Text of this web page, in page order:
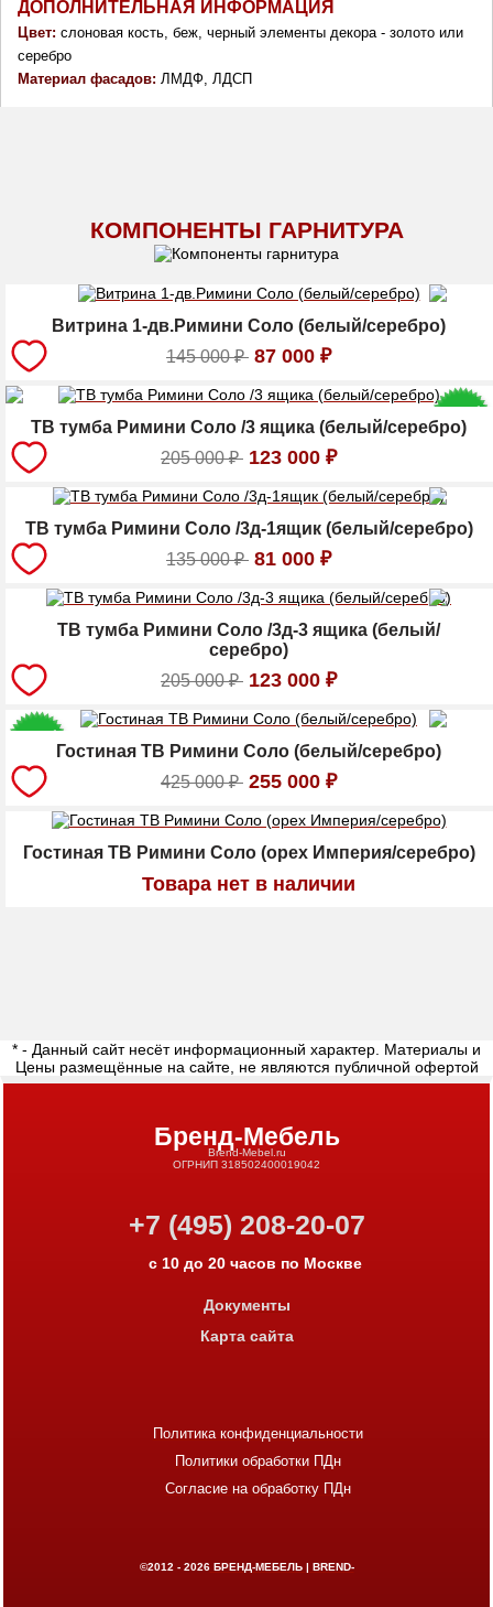
ДОПОЛНИТЕЛЬНАЯ ИНФОРМАЦИЯ
Цвет: слоновая кость, беж, черный элементы декора - золото или
серебро
Материал фасадов: ЛМДФ, ЛДСП
КОМПОНЕНТЫ ГАРНИТУРА
Витрина 1-дв.Римини Соло (белый/серебро)
145 000₽ 87 000 ₽
ТВ тумба Римини Соло /3 ящика (белый/серебро)
205 000₽ 123 000 ₽
ТВ тумба Римини Соло /3д-1ящик (белый/серебро)
135 000₽ 81 000 ₽
ТВ тумба Римини Соло /3д-3 ящика (белый/
серебро)
205 000₽ 123 000 ₽
Гостиная ТВ Римини Соло (белый/серебро)
425 000₽ 255 000 ₽
Гостиная ТВ Римини Соло (орех Империя/серебро)
Товара нет в наличии
* - Данный сайт несёт информационный характер. Материалы и
Цены размещённые на сайте, не являются публичной офертой
Бренд-Мебель
Brend-Mebel.ru
ОГРНИП 318502400019042
Политика конфиденциальности
Политики обработки ПДн
Согласие на обработку ПДн
©2012 - 2026БРЕНД-МЕБЕЛЬ | BREND-
+7 (495) 208-20-07
с 10 до 20 часов по Москве
Документы
Карта сайта